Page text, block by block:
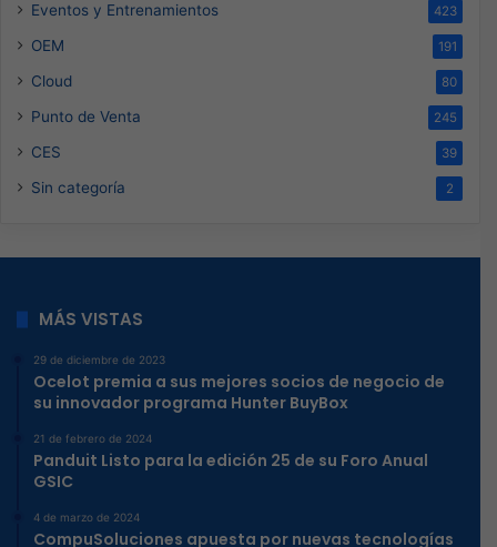
Eventos y Entrenamientos 423
OEM 191
Cloud 80
Punto de Venta 245
CES 39
Sin categoría 2
MÁS VISTAS
29 de diciembre de 2023
Ocelot premia a sus mejores socios de negocio de
su innovador programa Hunter BuyBox
21 de febrero de 2024
Panduit Listo para la edición 25 de su Foro Anual
GSIC
4 de marzo de 2024
CompuSoluciones apuesta por nuevas tecnologías